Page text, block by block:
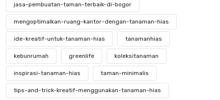
jasa-pembuatan-taman-terbaik-di-bogor
mengoptimalkan-ruang-kantor-dengan-tanaman-hias
ide-kreatif-untuk-tanaman-hias tanamanhias
kebunrumah greenlife koleksitanaman
inspirasi-tanaman-hias taman-minimalis
tips-and-trick-kreatif-menggunakan-tanaman-hias